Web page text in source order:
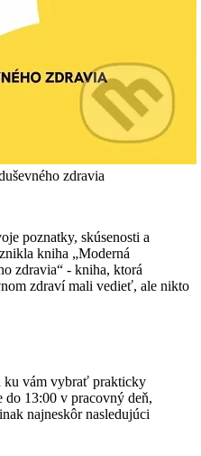
zdravia
poznatky, skúsenosti a
kniha „Moderná
zdravia“ - kniha, ktorá
zdraví mali vedieť, ale nikto
ku vám vybrať prakticky
13:00 v pracovný deň,
najneskôr nasledujúci